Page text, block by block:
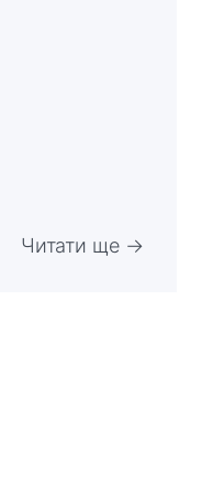
Читати ще →